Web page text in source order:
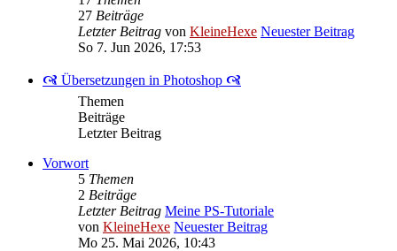
27 Beiträge
Letzter Beitrag von KleineHexe Neuester Beitrag
So 7. Jun 2026, 17:53
🙧 Übersetzungen in Photoshop 🙧
Themen
Beiträge
Letzter Beitrag
Vorwort
5 Themen
2 Beiträge
Letzter Beitrag Meine PS-Tutoriale
von KleineHexe Neuester Beitrag
Mo 25. Mai 2026, 10:43